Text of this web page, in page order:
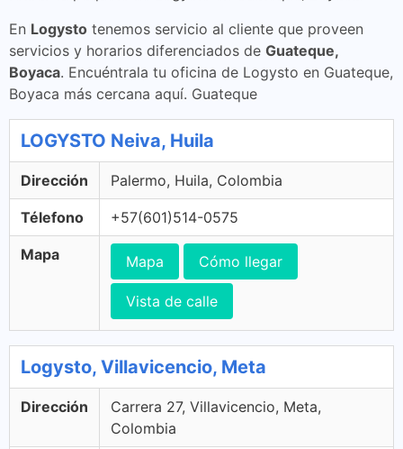
En Logysto tenemos servicio al cliente que proveen
servicios y horarios diferenciados de Guateque,
Boyaca. Encuéntrala tu oficina de Logysto en Guateque,
Boyaca más cercana aquí. Guateque
LOGYSTO Neiva, Huila
Dirección Palermo, Huila, Colombia
Télefono +57(601)514-0575
Mapa Mapa Cómo llegar
Vista de calle
Logysto, Villavicencio, Meta
Dirección
Carrera 27, Villavicencio, Meta,
Colombia